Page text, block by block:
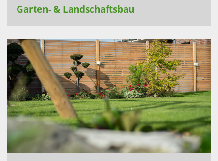
Garten- & Landschaftsbau